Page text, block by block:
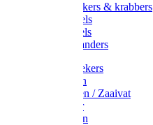
Onkruidstekers & krabbers
Hartschoffels
Ruitschoffels
Onkruidbranders
Graskantstekers
Verticuteren
Strooiwagen / Zaaivat
Grasmaaier
Grasscharen